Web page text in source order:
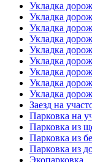
Укладка
Укладка
Укладка
Укладка
Укладка
Укладка
Укладка
Укладка
Укладка
Заезд на
Парковка на
Парковка из
Парковка из
Парковка из